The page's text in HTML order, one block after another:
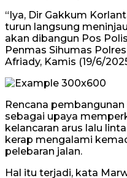
“Iya, Dir Gakkum
turun langsung
akan dibangun Pos
Penmas Sihumas
Afriady, Kamis (19/6/
Rencana
sebagai upaya
kelancaran arus lalu
kerap mengalami
pelebaran jalan.
Hal itu terjadi, kata